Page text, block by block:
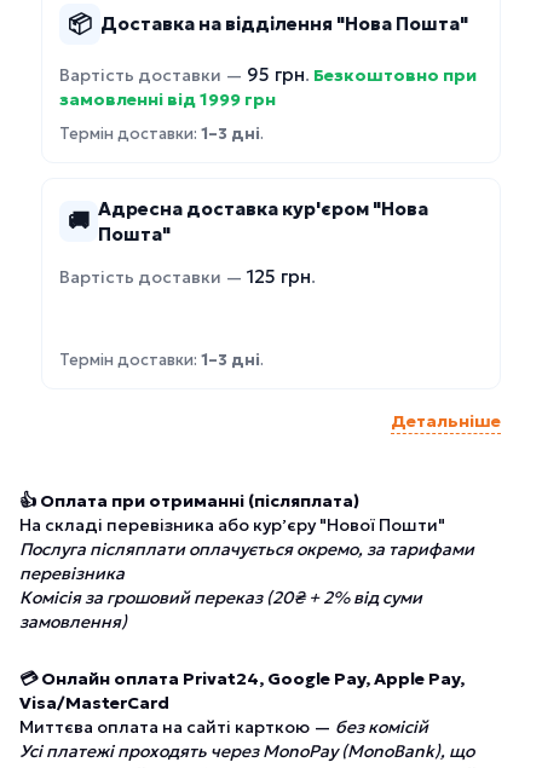
📦 Доставка на відділення "Нова Пошта"
Вартість доставки — 95 грн. Безкоштовно при
замовленні від 1999 грн
Термін доставки: 1–3 дні.
🚚 Адресна доставка кур'єром "Нова
Пошта"
Вартість доставки — 125 грн.
Термін доставки: 1–3 дні.
Детальніше
👍 Оплата при отриманні (післяплата)
На складі перевізника або курʼєру "Нової Пошти"
Послуга післяплати оплачується окремо, за тарифами
перевізника
Комісія за грошовий переказ (20₴ + 2% від суми
замовлення)
💳 Онлайн оплата Privat24, Google Pay, Apple Pay,
Visa/MasterCard
Миттєва оплата на сайті карткою — без комісій
Усі платежі проходять через MonoPay (MonoBank), що